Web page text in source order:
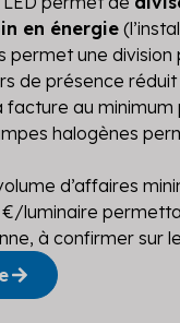
en énergie
permet une division
de présence
facture au minimum
halogènes
d’affaires
luminaire
à confirmer sur